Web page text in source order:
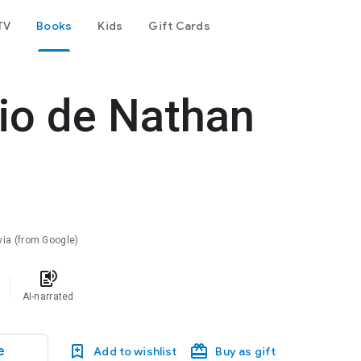
Books Kids Gift Cards
de Nathan
(from Google)
text_to_speech
AI-narrated
Add to wishlist Buy as gift